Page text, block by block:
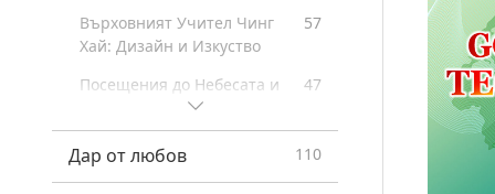
Върховният Учител Чинг
Хай: Дизайн и Изкуство
57
Посещения до Небесата и
ада: Свидетелства
47
Ползите от Куан Ин
Медитацията
98
Дар от любов 110